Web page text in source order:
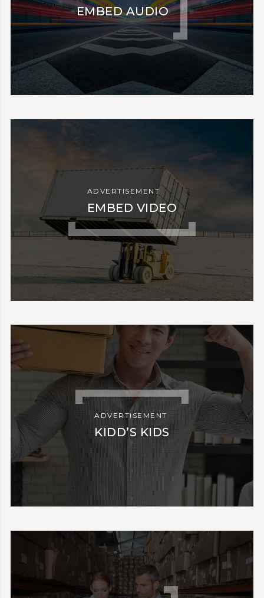
EMBED AUDIO
ADVERTISEMENT
EMBED VIDEO
ADVERTISEMENT
KIDD’S KIDS